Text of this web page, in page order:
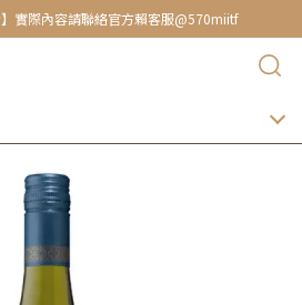
實際內容請聯絡官方賴客服@570miitf